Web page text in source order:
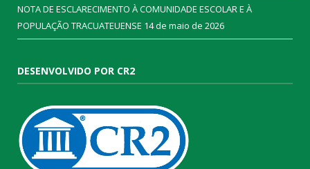
NOTA DE ESCLARECIMENTO À COMUNIDADE ESCOLAR E À
POPULAÇÃO TRACUATEUENSE 14 de maio de 2026
DESENVOLVIDO POR CR2